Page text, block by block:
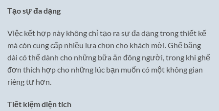
Tạo sự đa dạng
Việc kết hợp này không chỉ tạo ra sự đa dạng trong thiết kế
mà còn cung cấp nhiều lựa chọn cho khách mời. Ghế băng
dài có thể dành cho những bữa ăn đông người, trong khi ghế
đơn thích hợp cho những lúc bạn muốn có một không gian
riêng tư hơn.
Tiết kiệm diện tích